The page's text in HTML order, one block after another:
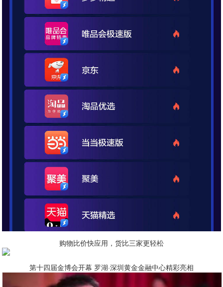
购物比价快应用，货比三家更轻松
第十四届金博会开幕 罗湖·深圳黄金金融中心精彩亮相